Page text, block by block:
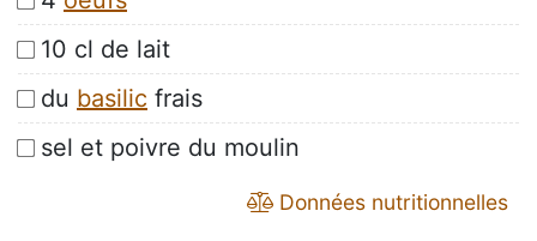
10 cl de lait
du basilic frais
sel et poivre du moulin
Données nutritionnelles